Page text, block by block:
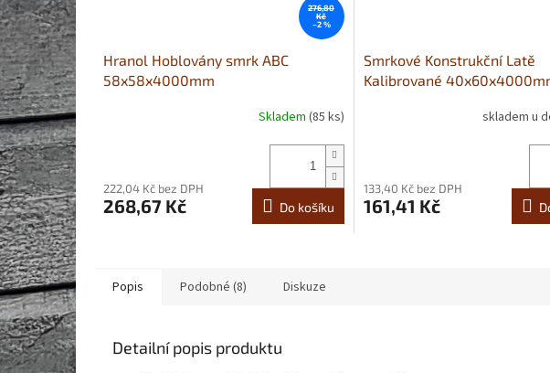
276,80
Kč
–2 %
Hranol Hoblovány smrk ABC
58x58x4000mm
Skladem (85 ks)
222,04 Kč bez DPH
268,67 Kč Do košíku
Smrkové Konstrukční Latě
Kalibrované
skladem u
133,40 Kč bez DPH
161,41 Kč
Popis Podobné (8) Diskuze
Detailní popis produktu